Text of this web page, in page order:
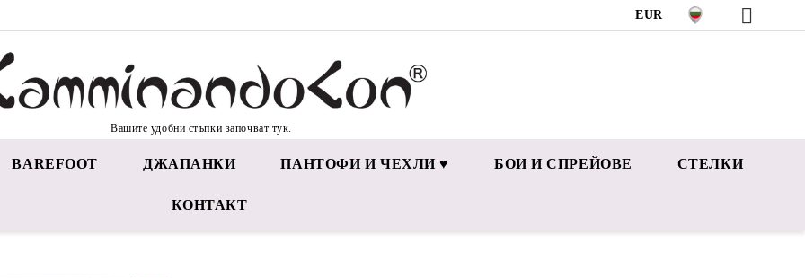
EUR
Вашите удобни стъпки започват тук.
BAREFOOT ДЖАПАНКИ ПАНТОФИ И ЧЕХЛИ ♥ БОИ И СПРЕЙОВЕ СТЕЛКИ
КОНТАКТ